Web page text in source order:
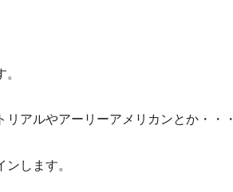
アルやアーリーアメリカンとか・・・
します。